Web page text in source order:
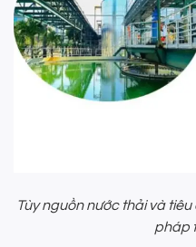
Tùy nguồn nước thải và
pháp